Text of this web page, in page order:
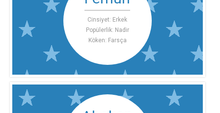
Cinsiyet: Erkek
Popülerlik: Nadir
Köken: Farsça